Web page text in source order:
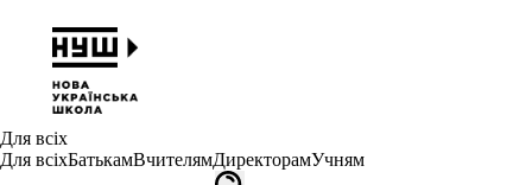
Для всіх
Для всіхБатькамВчителямДиректорамУчням